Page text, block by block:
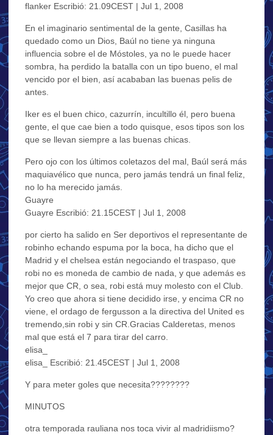
flanker Escribió: 21.09CEST | Jul 1, 2008
En el imaginario sentimental de la gente, Casillas ha
quedado como un Dios, Baúl no tiene ya ninguna
influencia sobre el de Móstoles, ya no le puede hacer
sombra, ha perdido la batalla con un tipo bueno, el mal
vencido por el bien, así acababan las buenas pelis de
antes.
Iker es el buen chico, cazurrín, incultillo él, pero buena
gente, el que cae bien a todo quisque, esos tipos son los
que se llevan siempre a las buenas chicas.
Pero ojo con los últimos coletazos del mal, Baúl será más
maquiavélico que nunca, pero jamás tendrá un final feliz,
no lo ha merecido jamás.
Guayre
Guayre Escribió: 21.15CEST | Jul 1, 2008
por cierto ha salido en Ser deportivos el representante de
robinho echando espuma por la boca, ha dicho que el
Madrid y el chelsea están negociando el traspaso, que
robi no es moneda de cambio de nada, y que además es
mejor que CR, o sea, robi está muy molesto con el Club.
Yo creo que ahora si tiene decidido irse, y encima CR no
viene, el ordago de fergusson a la directiva del United es
tremendo,sin robi y sin CR.Gracias Calderetas, menos
mal que está el 7 para tirar del carro.
elisa_
elisa_ Escribió: 21.45CEST | Jul 1, 2008
Y para meter goles que necesita????????
MINUTOS
otra temporada rauliana nos toca vivir al madridiismo?